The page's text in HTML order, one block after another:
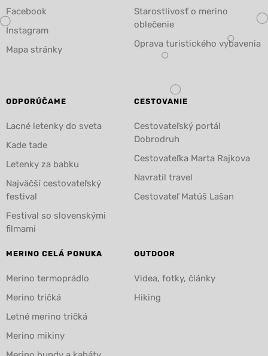
Facebook
Instagram
Mapa stránky
Starostlivosť o merino
oblečenie
Oprava turistického vybavenia
ODPORÚČAME
Lacné letenky do sveta
Kade tade
Letenky za babku
Najväčší cestovateľský
festival
Festival so slovenskými
filmami
CESTOVANIE
Cestovateľský portál
Dobrodruh
Cestovateľka Marta Rajkova
Navratil travel
Cestovateľ Matúš Lašan
MERINO CELÁ PONUKA
Merino termoprádlo
Merino tričká
Letné merino tričká
Merino mikiny
OUTDOOR
Videa, fotky, články
Hiking